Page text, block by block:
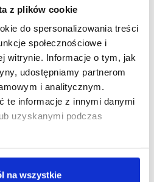
z plików cookie
do spersonalizowania treści
społecznościowe i
witrynie. Informacje o tym, jak
udostępniamy partnerom
i analitycznym.
te informacje z innymi danymi
uzyskanymi podczas
na wszystkie
Womak
Holding 20 lat
zarządza
w pięciu
firmy wchodzą